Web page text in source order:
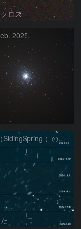
ロス
2025
487P（SidingSpring ）の変化